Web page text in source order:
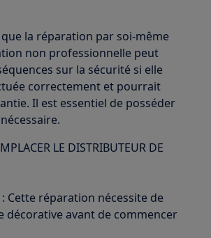
la réparation par soi-même
non professionnelle peut
sur la sécurité si elle
correctement et pourrait
Il est essentiel de posséder
LE DISTRIBUTEUR DE
: Cette réparation nécessite de
décorative avant de commencer